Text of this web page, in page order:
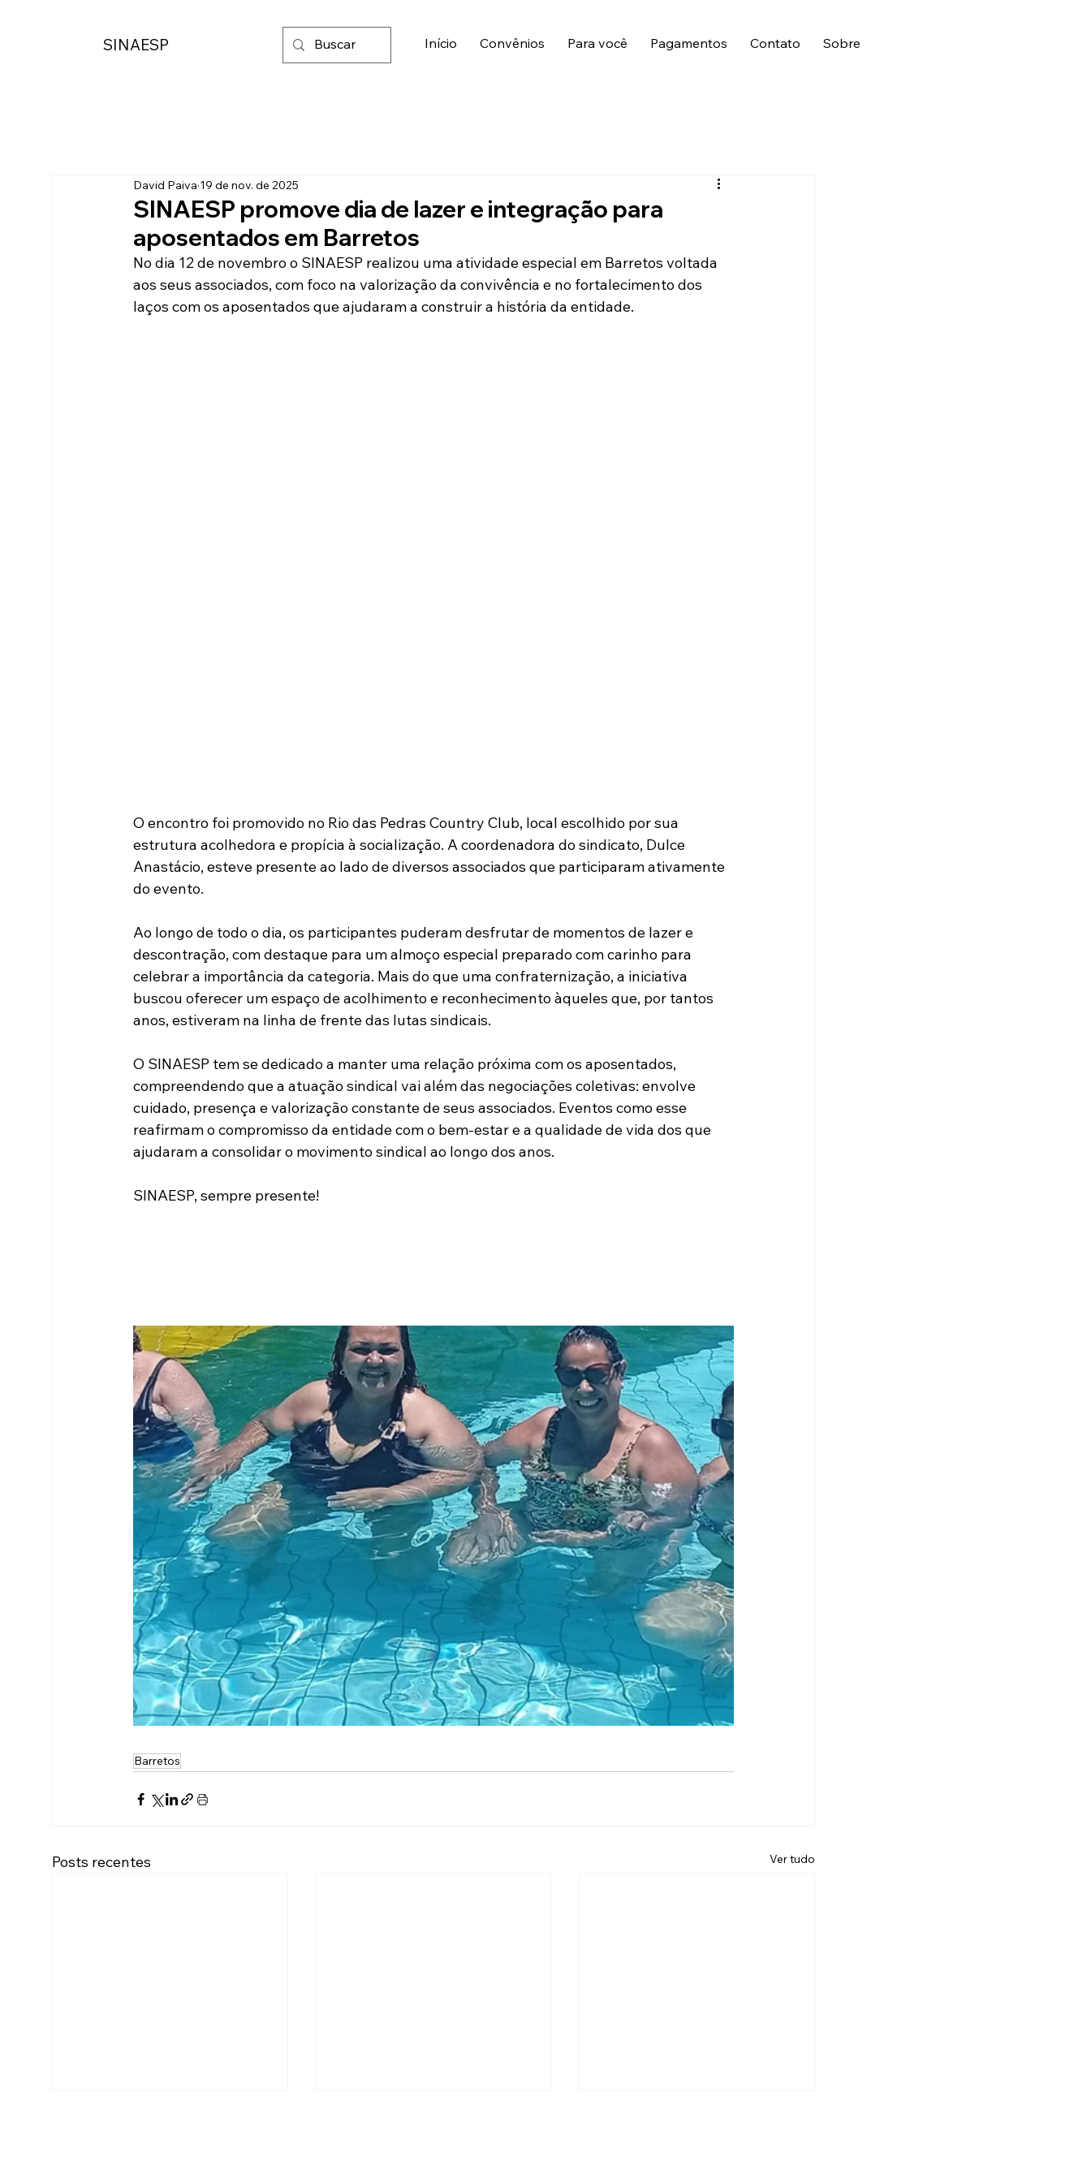
SINAESP Início Convênios Para você Pagamentos Contato Sobre
SINAESP promove dia de lazer e integração para
aposentados em Barretos
David Paiva 19 de nov. de 2025
No dia 12 de novembro o SINAESP realizou uma atividade especial em Barretos voltada
aos seus associados, com foco na valorização da convivência e no fortalecimento dos
laços com os aposentados que ajudaram a construir a história da entidade.
O encontro foi promovido no Rio das Pedras Country Club, local escolhido por sua
estrutura acolhedora e propícia à socialização. A coordenadora do sindicato, Dulce
Anastácio, esteve presente ao lado de diversos associados que participaram ativamente
do evento.
Ao longo de todo o dia, os participantes puderam desfrutar de momentos de lazer e
descontração, com destaque para um almoço especial preparado com carinho para
celebrar a importância da categoria. Mais do que uma confraternização, a iniciativa
buscou oferecer um espaço de acolhimento e reconhecimento àqueles que, por tantos
anos, estiveram na linha de frente das lutas sindicais.
O SINAESP tem se dedicado a manter uma relação próxima com os aposentados,
compreendendo que a atuação sindical vai além das negociações coletivas: envolve
cuidado, presença e valorização constante de seus associados. Eventos como esse
reafirmam o compromisso da entidade com o bem-estar e a qualidade de vida dos que
ajudaram a consolidar o movimento sindical ao longo dos anos.
SINAESP, sempre presente!
Barretos
Posts recentes Ver tudo